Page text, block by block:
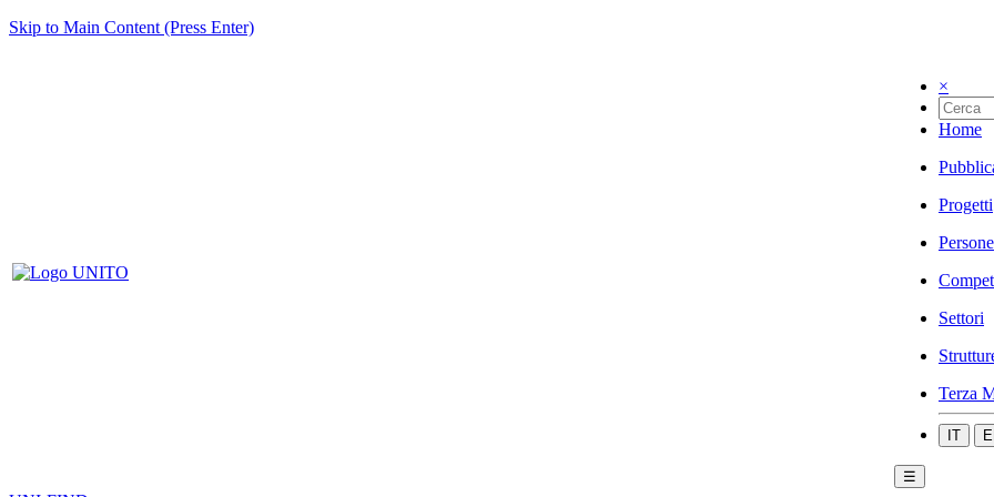
Skip to Main Content (Press Enter)
×
Home
Progetti
Persone
Settori
Terza
IT
☰